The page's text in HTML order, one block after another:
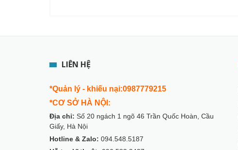
LIÊN HỆ
*Quản lý - khiếu nại:0987779215
*CƠ SỞ HÀ NỘI:
Địa chỉ: Số 20 ngách 1 ngõ 46 Trần Quốc Hoàn, Cầu
Giấy, Hà Nội
Hotline & Zalo: 094.548.5187